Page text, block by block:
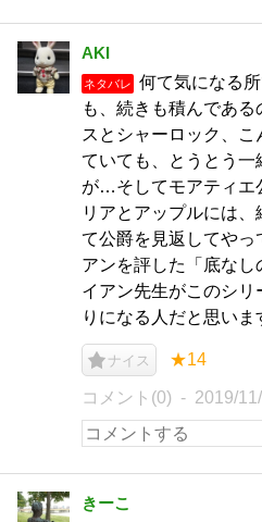
AKI
ネタバレ
何て気になる
も、続きも積んであ
スとシャーロック、
ていても、とうとう
が…そしてモアティエ
リアとアップルには
て公爵を見返してやっ
アンを評した「底なし
イアン先生がこのシ
りになる人だと思いま
ナイス ★14
コメント(0) 2019/
きーこ